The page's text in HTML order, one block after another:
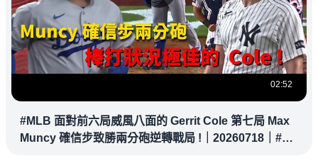
02:52
#MLB 面對前六局威風八面的 Gerrit Cole 第七局 Max
Muncy 確信步致勝兩分砲逆轉戰局 !｜20260718｜#洛